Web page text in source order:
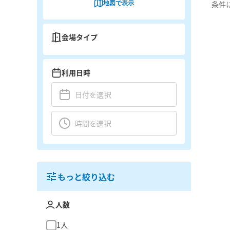
条件
地図で表示
会場タイプ
利用日時
もっと絞り込む
人数
1人